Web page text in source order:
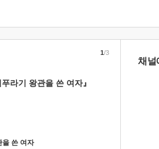
라기 왕관을 쓴 여자』
을 쓴 여자
1/3
채널